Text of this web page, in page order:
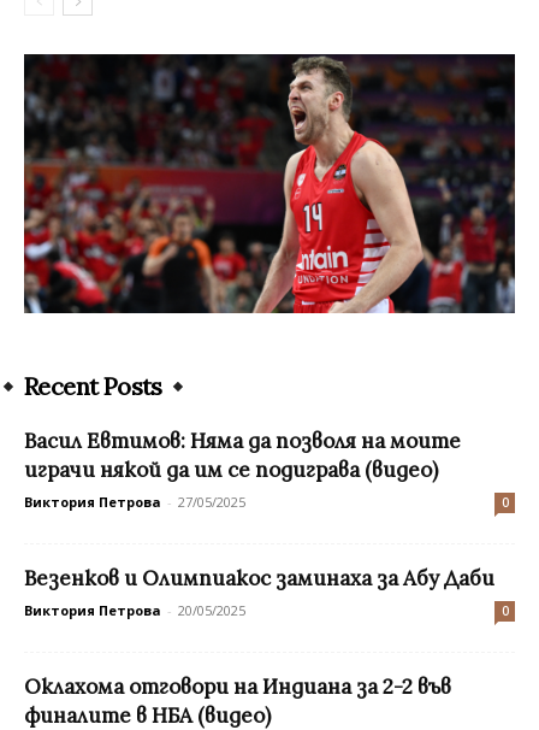
Recent Posts
Васил Евтимов: Няма да позволя на моите
играчи някой да им се подиграва (видео)
Виктория Петрова - 27/05/2025 0
Везенков и Олимпиакос заминаха за Абу Даби
Виктория Петрова - 20/05/2025 0
Оклахома отговори на Индиана за 2-2 във
финалите в НБА (видео)